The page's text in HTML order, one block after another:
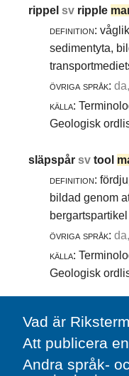
rippelsv ripple
definition:
sedimentyta,
övriga språk:
källa:
Geologisk
släpspårsvtool
definition:
bildad genom
övriga språk:
källa:
Geologisk
Vad är
Att publicera
Andra språk-